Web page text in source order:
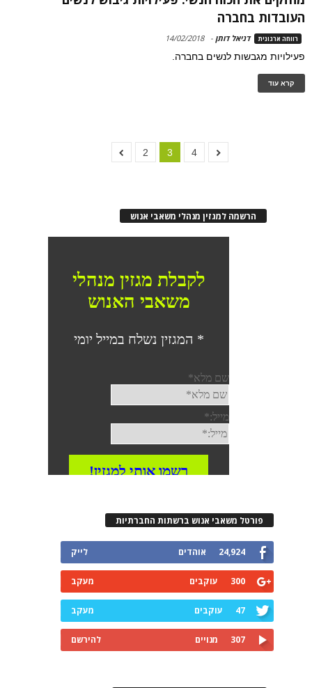
העובדות בחברה
רווחה ארגונית דניאל דותן -
14/02/2018
פעילויות מגבשות לנשים בחברה.
קרא עוד
2 3 4
הרשמה למגזין מנהלי משאבי אנוש
פורטל משאבי אנוש ברשתות החברתיות
24,924 אוהדים לייק
300 עוקבים מעקב
47 עוקבים מעקב
307 מנויים להירשם